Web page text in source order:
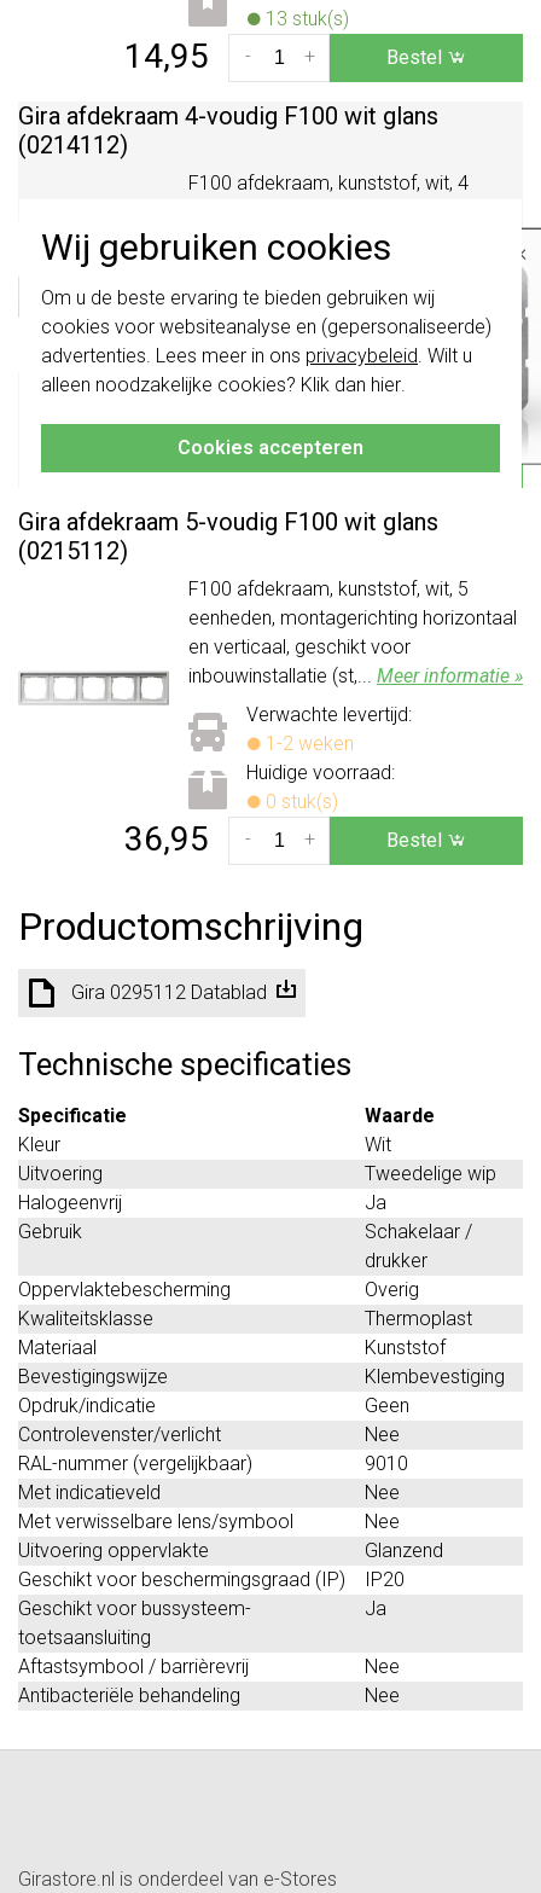
Wij gebruiken cookies
Om u de beste ervaring te bieden gebruiken wij
cookies voor websiteanalyse en (gepersonaliseerde)
advertenties. Lees meer in ons privacybeleid . Wilt u
alleen noodzakelijke cookies? Klik dan hier
Cookies accepteren
13 stuk(s)
14,95 +
- Bestel
Gira afdekraam 4-voudig F100 wit glans
(0214112)
F100 afdekraam, kunststof, wit, 4
en verticaal, geschikt voor
Meer informatie »
Verwachte levertijd:
voor maandag 21u besteld,
dinsdag in huis*
Huidige voorraad:
2 stuk(s)
23,95 +
-
Gira afdekraam 5-voudig F100 wit glans
(0215112)
F100 afdekraam, kunststof, wit, 5
eenheden, montagerichting horizontaal
en verticaal, geschikt voor
inbouwinstallatie (st,... Meer informatie »
Verwachte levertijd:
1-2 weken
Huidige voorraad:
0 stuk(s)
36,95 +
- Bestel
Productomschrijving
Gira 0295112 Datablad
Technische specificaties
Specificatie
Waarde
Kleur
Wit
Uitvoering
Tweedelige wip
Halogeenvrij
Ja
Gebruik
Schakelaar /
drukker
Oppervlaktebescherming
Overig
Kwaliteitsklasse
Thermoplast
Materiaal
Kunststof
Bevestigingswijze
Klembevestiging
Opdruk/indicatie
Geen
Controlevenster/verlicht
Nee
RAL-nummer (vergelijkbaar)
9010
Met indicatieveld
Nee
Met verwisselbare lens/symbool
Nee
Uitvoering oppervlakte
Glanzend
Geschikt voor beschermingsgraad (IP)
IP20
Geschikt voor bussysteem-
toetsaansluiting
Ja
Aftastsymbool / barrièrevrij
Nee
Antibacteriële behandeling
Nee
Girastore.nl is onderdeel van e-Stores
×
schakelwippen zijn vernieuwd. Ze zijn
niette combineren met de schakelaars
van vóór augustus 2024.
Klik hiervoor meer informatie, zodat je